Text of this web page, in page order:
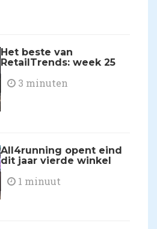
Het beste van
RetailTrends: week 25
3 minuten
All4running opent eind
dit jaar vierde winkel
1 minuut